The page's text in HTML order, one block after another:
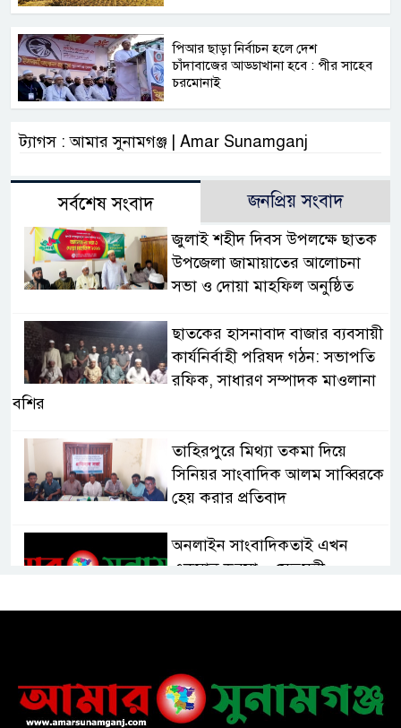
পিআর ছাড়া নির্বাচন হলে দেশ
চাঁদাবাজের আড্ডাখানা হবে : পীর সাহেব
চরমোনাই
ট্যাগস : আমার সুনামগঞ্জ | Amar Sunamganj
সর্বশেষ সংবাদ জনপ্রিয় সংবাদ
জুলাই শহীদ দিবস উপলক্ষে ছাতক
উপজেলা জামায়াতের আলোচনা
সভা ও দোয়া মাহফিল অনুষ্ঠিত
ছাতকের হাসনাবাদ বাজার ব্যবসায়ী
কার্যনির্বাহী পরিষদ গঠন: সভাপতি
রফিক, সাধারণ সম্পাদক মাওলানা
বশির
তাহিরপুরে মিথ্যা তকমা দিয়ে
সিনিয়র সাংবাদিক আলম সাব্বিরকে
হেয় করার প্রতিবাদ
অনলাইন সাংবাদিকতাই এখন
একমাত্র ভরসা – সেতুমন্ত্রী
“রোড ব্লক কর্মসূচি “
তাহিরপুরে বজ্রপাতে যুবকের মৃত্যু